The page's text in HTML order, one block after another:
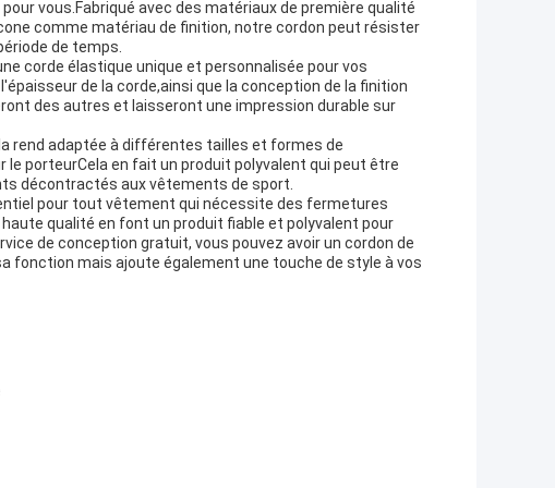
vous.Fabriqué avec des matériaux de première qualité
comme matériau de finition, notre cordon peut résister
de temps.
corde élastique unique et personnalisée pour vos
de la corde,ainsi que la conception de la finition
des autres et laisseront une impression durable sur
rend adaptée à différentes tailles et formes de
porteurCela en fait un produit polyvalent qui peut être
décontractés aux vêtements de sport.
pour tout vêtement qui nécessite des fermetures
qualité en font un produit fiable et polyvalent pour
de conception gratuit, vous pouvez avoir un cordon de
fonction mais ajoute également une touche de style à vos